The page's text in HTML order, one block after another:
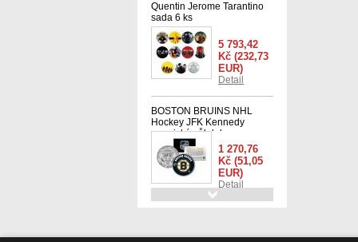
Quentin Jerome Tarantino
sada 6 ks
5 793,42
Kč (232,73
EUR)
Detail
BOSTON BRUINS NHL
Hockey JFK Kennedy
americký půl dolaru -
oficiálně licencovaná
1 270,76
Kč (51,05
EUR)
Detail